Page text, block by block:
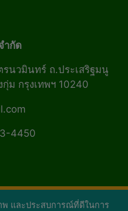
และประสบการณ์ที่ดีในการ
ำกัด
นวมินทร์ ถ.ประเสริฐมนู
ม กรุงเทพฯ 10240
4450